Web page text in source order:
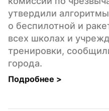
утвердили
о беспилотной и
всех школах и
тренировки,
города.
Подробнее >